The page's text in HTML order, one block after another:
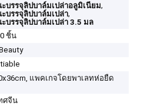
บรรจุลิปบาล์มเปล่าอลูมิเนียม,
บรรจุลิปบาล์มเปล่า,
บรรจุลิปบาล์มเปล่า 3.5 มล
ชิ้น
แพคเกจโดยพาเลทห่อยืด
ศจีน